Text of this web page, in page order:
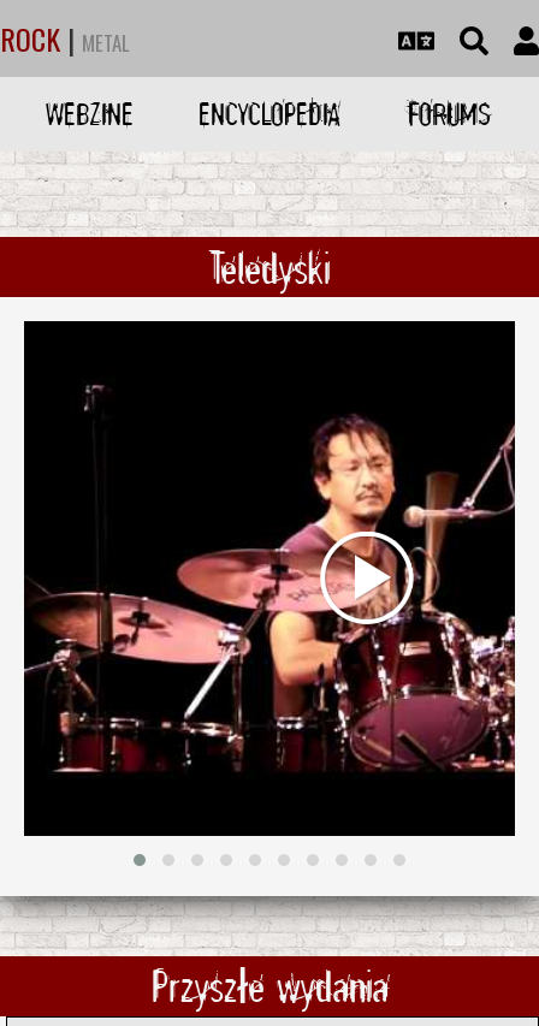
ROCK | METAL
WEBZINE ENCYCLOPEDIA FORUMS
Teledyski
Przyszłe wydania